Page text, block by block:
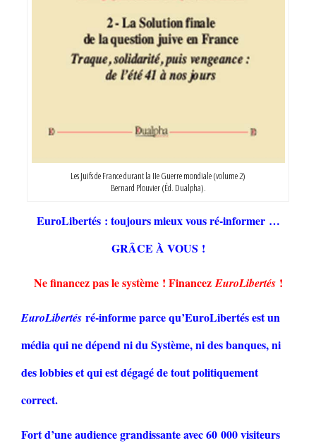
Les Juifs de France durant la IIe Guerre mondiale (volume 2)
Bernard Plouvier (Éd. Dualpha).
EuroLibertés : toujours mieux vous ré-informer …
GRÂCE À VOUS !
Ne financez pas le système ! FinancezEuroLibertés !
EuroLibertés ré-informe parce qu’EuroLibertés est un
média qui ne dépend ni du Système, ni des banques, ni
des lobbies et qui est dégagé de tout politiquement
correct.
Fort d’une audience grandissante avec 60 000 visiteurs